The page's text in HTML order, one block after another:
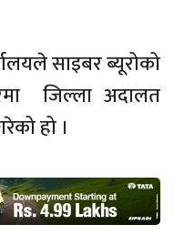
साइबरब्यूरोको
जिल्ला अदालत
हो ।